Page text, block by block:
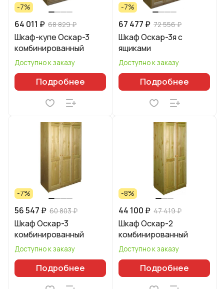
-7%
64 011 ₽ 68 829 ₽
Шкаф-купе Оскар-3
комбинированный
Доступно к заказу
Подробнее
-7%
67 477 ₽ 72 556 ₽
Шкаф Оскар-3я с
ящиками
Доступно к заказу
Подробнее
-7%
56 547 ₽ 60 803 ₽
Шкаф Оскар-3
комбинированный
Доступно к заказу
Подробнее
-8%
44 100 ₽ 47 419 ₽
Шкаф Оскар-2
комбинированный
Доступно к заказу
Подробнее